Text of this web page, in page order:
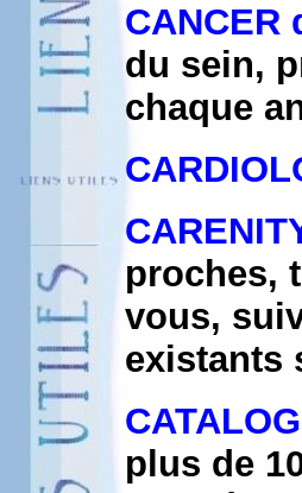
CANCER
du sein,
chaque
proches,
vous,
existants
plus de